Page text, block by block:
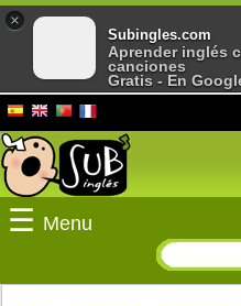
☰ Menu
×
Subingles.com
Aprender inglés
canciones
Gratis - En